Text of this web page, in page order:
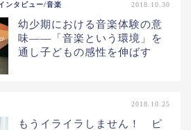
ンタビュー/音楽 2018.10.30
幼少期における音楽体験の意
味――「音楽という環境」を
通し子どもの感性を伸ばす
2018.10.25
もうイライラしません！ ピ